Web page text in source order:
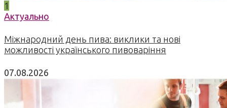
1
Актуально
Міжнародний день пива: виклики та нові
можливості українського пивоваріння
07.08.2026